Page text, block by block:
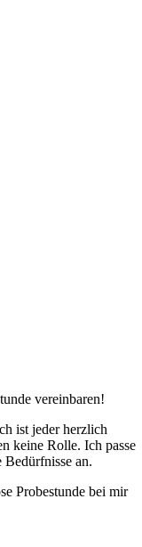
vereinbaren!
ist jeder herzlich
keine Rolle. Ich passe
an.
Probestunde bei mir